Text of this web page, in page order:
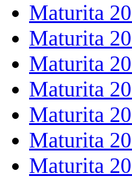
Maturita
Maturita
Maturita
Maturita
Maturita
Maturita
Maturita